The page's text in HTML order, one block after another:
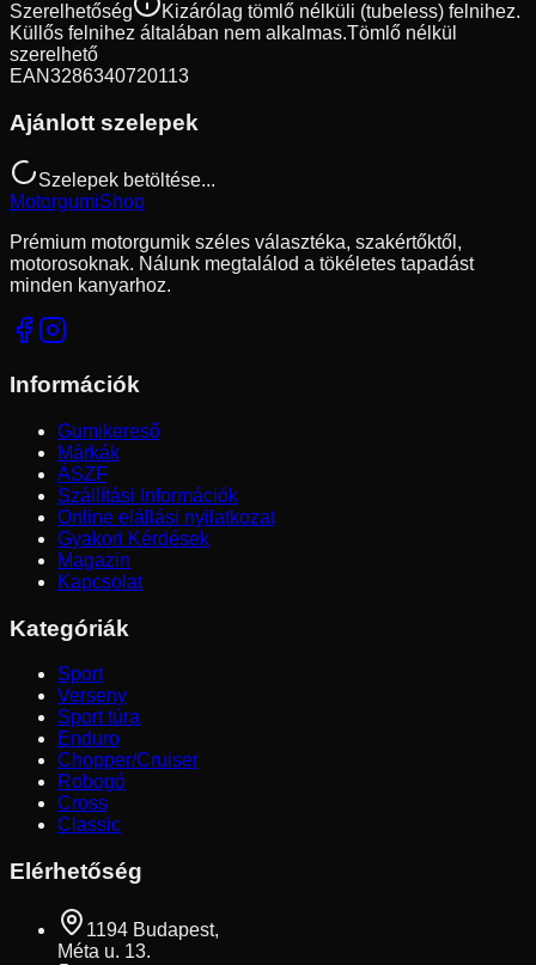
Szerelhetőség
Kizárólag tömlő nélküli (tubeless) felnihez.
Küllős felnihez általában nem alkalmas.Tömlő nélkül
szerelhető
EAN3286340720113
Ajánlott szelepek
Szelepek betöltése...
MotorgumiShop
Prémium motorgumik széles választéka, szakértőktől,
motorosoknak. Nálunk megtalálod a tökéletes tapadást
minden kanyarhoz.
Információk
Gumikereső
Márkák
ÁSZF
Szállítási Információk
Online elállási nyilatkozat
Gyakori Kérdések
Magazin
Kapcsolat
Kategóriák
Sport
Verseny
Sport túra
Enduro
Chopper/Cruiser
Robogó
Cross
Classic
Elérhetőség
1194 Budapest,
Méta u. 13.